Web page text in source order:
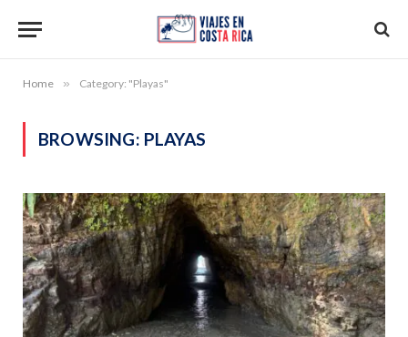
Home » Category: "Playas"
BROWSING: PLAYAS